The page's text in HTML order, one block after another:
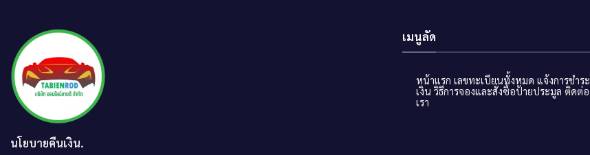
นโยบายคืนเงิน.
เมนูลัด
หน้าแรก เลขทะเบียนทั้งหมด แจ้งการชำระ
เงิน วิธีการจองและสั่งซื้อป้ายประมูล ติดต่อ
เรา